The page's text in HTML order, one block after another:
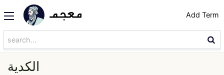
Add Term
الكدية